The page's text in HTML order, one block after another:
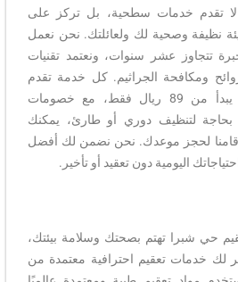
تقدم خدمات سطحية، بل تركز على
نظيفة وصحية لك ولعائلتك. نحن نعمل
تتجاوز عشر سنوات، ونعتمد تقنيات
ومكافحة الجراثيم. كل خدمة تقدم
بأسلوب احترافي وبسعر يبدأ من 89 ريال فقط، مع خصومات
لتنظيف دوري أو طارئ، يمكنك
لحجز موعدك. نحن نضمن لك أفضل
اليومية دون تعقيد أو تأخير.
حي شبرا تهتم بصحتك وسلامة بيئتك،
لك خدمات تعقيم احترافية معتمدة من